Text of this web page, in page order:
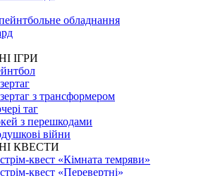
обладнання
ІГРИ
з трансформером
таг
з перешкодами
війни
КВЕСТИ
квест «Кімната темряви»
квест «Перевертні»